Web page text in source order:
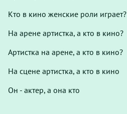
Кто в кино женские роли играет?
На арене артистка, а кто в кино?
Артистка на арене, а кто в кино?
На сцене артистка, а кто в кино
Он - актер, а она кто